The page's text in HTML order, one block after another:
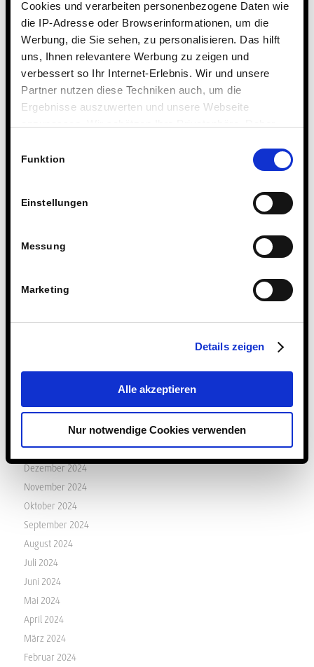
Cookies und verarbeiten personenbezogene Daten wie
die IP-Adresse oder Browserinformationen, um die
Werbung, die Sie sehen, zu personalisieren. Das hilft
uns, Ihnen relevantere Werbung zu zeigen und
verbessert so Ihr Internet-Erlebnis. Wir und unsere
Partner nutzen diese Techniken auch, um die
Ergebnisse auszuwerten und unsere Webseite
Technologien.
Funktion
Einstellungen
Messung
Marketing
Details zeigen
Alle akzeptieren
Nur notwendige Cookies verwenden
Wettbewerbe & Auszeichnungen
Archiv
August 2026
Juli 2026
Juni 2026
April 2026
Februar 2026
Dezember 2025
September 2025
Mai 2025
März 2025
Februar 2025
Januar 2025
Dezember 2024
November 2024
Oktober 2024
September 2024
August 2024
Juli 2024
Juni 2024
Mai 2024
April 2024
März 2024
Februar 2024